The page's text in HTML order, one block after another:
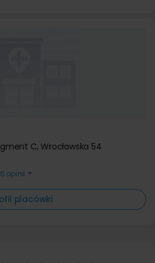
C, Wrocławska 54
opinii
placówki